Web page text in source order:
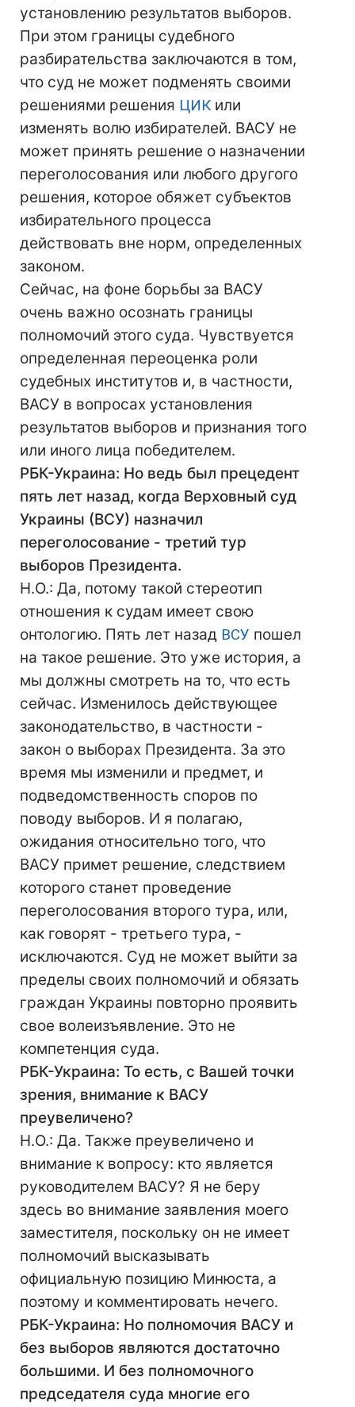
установлению результатов выборов.
При этом границы судебного
разбирательства заключаются в том,
что суд не может подменять своими
решениями решения ЦИКили
изменять волю избирателей. ВАСУ не
может принять решение о назначении
переголосования или любого другого
решения, которое обяжет субъектов
избирательного процесса
действовать вне норм, определенных
законом.
Сейчас, на фоне борьбы за ВАСУ
очень важно осознать границы
полномочий этого суда. Чувствуется
определенная переоценка роли
судебных институтов и, в частности,
ВАСУ в вопросах установления
результатов выборов и признания того
или иного лица победителем.
РБК-Украина: Но ведь был прецедент
пять лет назад, когда Верховный суд
Украины (ВСУ) назначил
переголосование - третий тур
выборов Президента.
Н.О.: Да, потому такой стереотип
отношения к судам имеет свою
онтологию. Пять лет назад ВСУ пошел
на такое решение. Это уже история, а
мы должны смотреть на то, что есть
сейчас. Изменилось действующее
законодательство, в частности -
закон о выборах Президента. За это
время мы изменили и предмет, и
подведомственность споров по
поводу выборов. И я полагаю,
ожидания относительно того, что
ВАСУ примет решение, следствием
которого станет проведение
переголосования второго тура, или,
как говорят - третьего тура, -
исключаются. Суд не может выйти за
пределы своих полномочий и обязать
граждан Украины повторно проявить
свое волеизъявление. Это не
компетенция суда.
РБК-Украина: То есть, с Вашей точки
зрения, внимание к ВАСУ
преувеличено?
Н.О.: Да. Также преувеличено и
внимание к вопросу: кто является
руководителем ВАСУ? Я не беру
здесь во внимание заявления моего
заместителя, поскольку он не имеет
полномочий высказывать
официальную позицию Минюста, а
поэтому и комментировать нечего.
РБК-Украина: Но полномочия ВАСУ и
без выборов являются достаточно
большими. И без полномочного
председателя суда многие его